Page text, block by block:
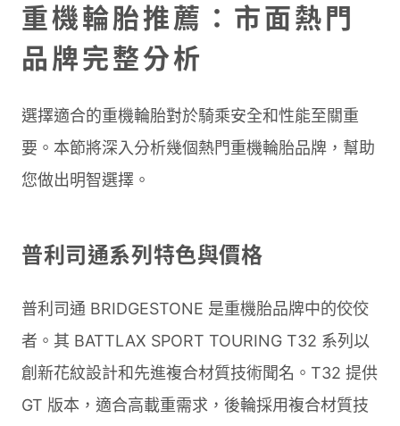
重機輪胎推薦：市面熱門
品牌完整分析
選擇適合的重機輪胎對於騎乘安全和性能至關重
要。本節將深入分析幾個熱門重機輪胎品牌，幫助
您做出明智選擇。
普利司通系列特色與價格
普利司通 BRIDGESTONE 是重機胎品牌中的佼佼
者。其 BATTLAX SPORT TOURING T32 系列以
創新花紋設計和先進複合材質技術聞名。T32 提供
GT 版本，適合高載重需求，後輪採用複合材質技